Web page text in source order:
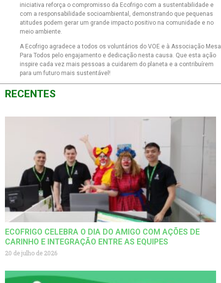
iniciativa reforça o compromisso da Ecofrigo com a sustentabilidade e
com a responsabilidade socioambiental, demonstrando que pequenas
atitudes podem gerar um grande impacto positivo na comunidade e no
meio ambiente.
A Ecofrigo agradece a todos os voluntários do VOE e à Associação Mesa
Para Todos pelo engajamento e dedicação nesta causa. Que esta ação
inspire cada vez mais pessoas a cuidarem do planeta e a contribuírem
para um futuro mais sustentável!
RECENTES
ECOFRIGO CELEBRA O DIA DO AMIGO COM AÇÕES DE
CARINHO E INTEGRAÇÃO ENTRE AS EQUIPES
20 de julho de 2026